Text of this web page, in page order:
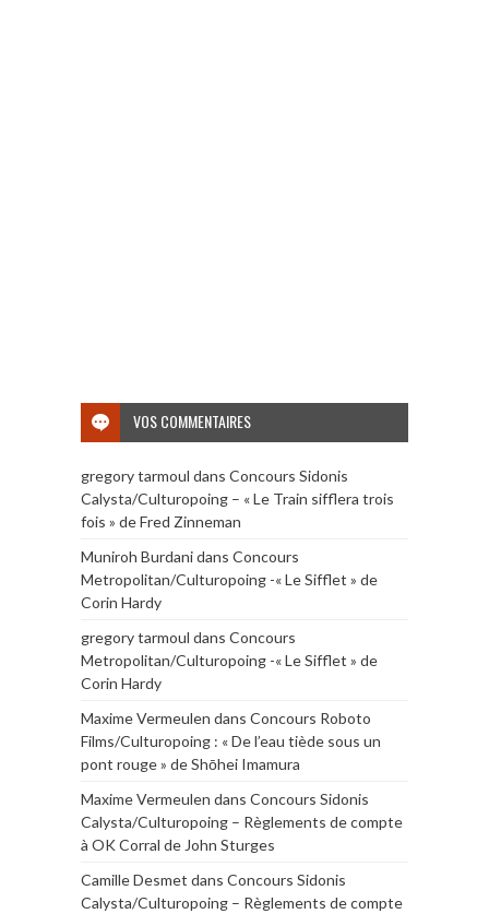
VOS COMMENTAIRES
gregory tarmoul dans Concours Sidonis
Calysta/Culturopoing – « Le Train sifflera trois
fois » de Fred Zinneman
Muniroh Burdanidans Concours
Metropolitan/Culturopoing -« Le Sifflet » de
Corin Hardy
gregory tarmoul dans Concours
Metropolitan/Culturopoing -« Le Sifflet » de
Corin Hardy
Maxime Vermeulen dans Concours Roboto
Films/Culturopoing : « De l’eau tiède sous un
pont rouge » de Shōhei Imamura
Maxime Vermeulen dans Concours Sidonis
Calysta/Culturopoing – Règlements de compte
à OK Corral de John Sturges
Camille Desmet dans Concours Sidonis
Calysta/Culturopoing – Règlements de compte